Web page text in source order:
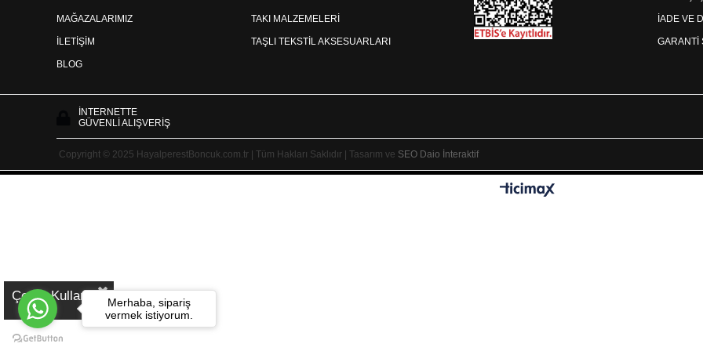
MAĞAZALARIMIZ
İLETİŞİM
BLOG
TAKI MALZEMELERİ
TAŞLI TEKSTİL AKSESUARLARI
İADE VE
GARANTİ
İNTERNETTE
GÜVENLİ ALIŞVERİŞ
Copyright © 2025 HayalperestBoncuk.com.tr | Tüm Hakları Saklıdır | Tasarım ve SEO Daio İnteraktif
Çerez KullanımıMerhaba, sipariş
vermek istiyorum.